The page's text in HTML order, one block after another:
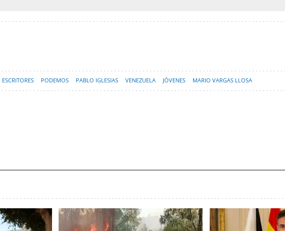
ESCRITORES PODEMOS PABLO IGLESIAS VENEZUELA JÓVENES MARIO VARGAS LLOSA